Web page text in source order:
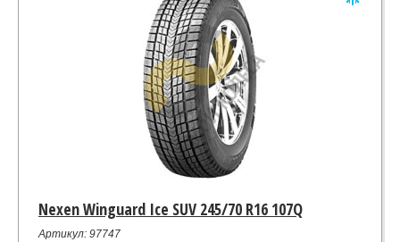
Nexen Winguard Ice SUV 245/70 R16 107Q
Артикул: 97747